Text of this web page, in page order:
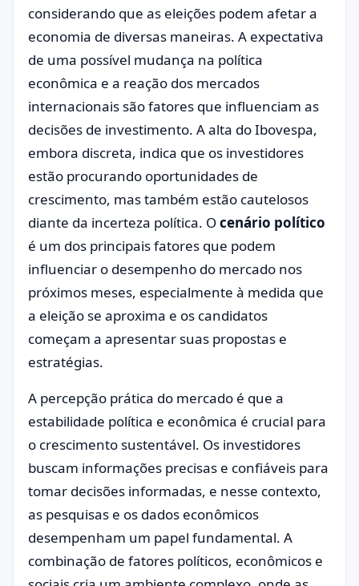
considerando que as eleições podem afetar a
economia de diversas maneiras. A expectativa
de uma possível mudança na política
econômica e a reação dos mercados
internacionais são fatores que influenciam as
decisões de investimento. A alta do Ibovespa,
embora discreta, indica que os investidores
estão procurando oportunidades de
crescimento, mas também estão cautelosos
diante da incerteza política. Ocenário político
é um dos principais fatores que podem
influenciar o desempenho do mercado nos
próximos meses, especialmente à medida que
a eleição se aproxima e os candidatos
começam a apresentar suas propostas e
estratégias.
A percepção prática do mercado é que a
estabilidade política e econômica é crucial para
o crescimento sustentável. Os investidores
buscam informações precisas e confiáveis para
tomar decisões informadas, e nesse contexto,
as pesquisas e os dados econômicos
desempenham um papel fundamental. A
combinação de fatores políticos, econômicos e